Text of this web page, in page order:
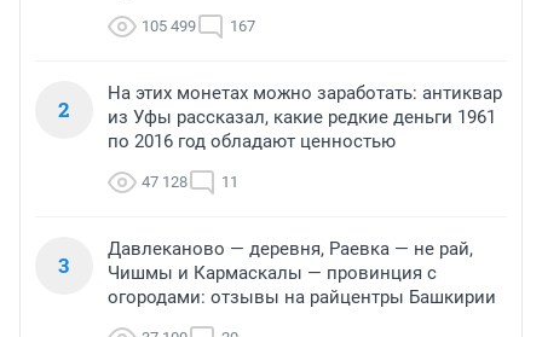
105 499 167
2
На этих монетах можно заработать: антиквар
из Уфы рассказал, какие редкие деньги 1961
по 2016 год обладают ценностью
47 128 11
3
Давлеканово — деревня, Раевка — не рай,
Чишмы и Кармаскалы — провинция с
огородами: отзывы на райцентры Башкирии